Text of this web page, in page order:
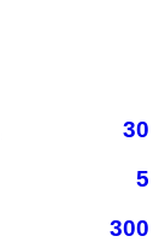
30
5
300